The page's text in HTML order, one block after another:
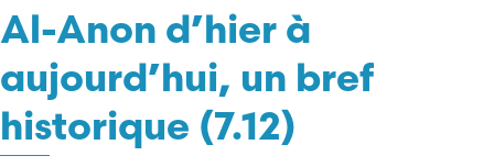
Al-Anon d’hier à
aujourd’hui, un bref
historique (7.12)